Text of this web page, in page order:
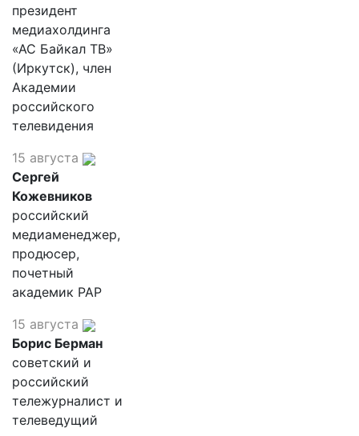
президент
медиахолдинга
«АС Байкал ТВ»
(Иркутск), член
Академии
российского
телевидения
15 августа
Сергей
Кожевников
российский
медиаменеджер,
продюсер,
почетный
академик РАР
15 августа
Борис Берман
советский и
российский
тележурналист и
телеведущий